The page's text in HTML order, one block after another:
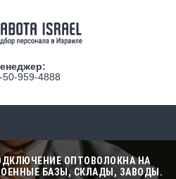
50-959-4888
ОПТОВОЛОКНА НА
БАЗЫ, СКЛАДЫ, ЗАВОДЫ.